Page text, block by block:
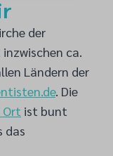
der
ca.
Ländern der
. Die
Ort ist bunt
das